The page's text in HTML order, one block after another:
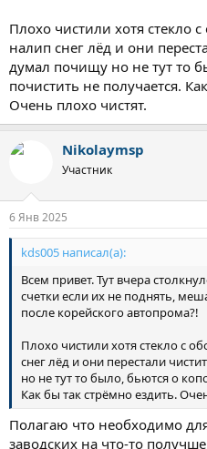
Плохо чистили хотя стекло
налип снег лёд и они
думал почищу но не тут то
почистить не получается.
Очень плохо чистят.
Nikolaymsp
Участник
6 Янв 2025
kds005 написал(а):
Всем привет. Тут вчера
счетки если их не поднять,
после корейского автопрома?!
Плохо чистили хотя стекло с
снег лёд и они перестали
но не тут то было, бьются о
Как бы так стрёмно ездить.
Полагаю что необходимо
заводских на что-то